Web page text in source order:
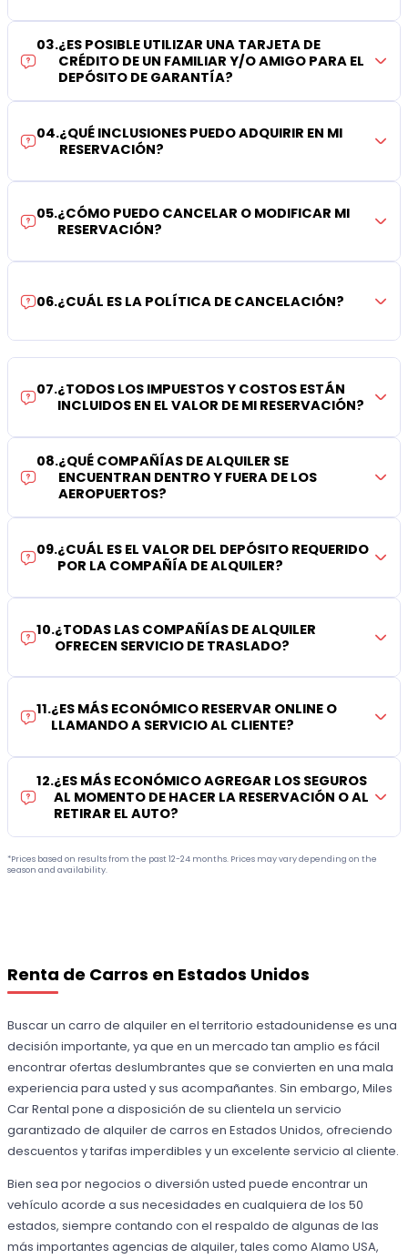
03.¿ES POSIBLE UTILIZAR UNA TARJETA DE
CRÉDITO DE UN FAMILIAR Y/O AMIGO PARA EL
DEPÓSITO DE GARANTÍA?
04.¿QUÉ INCLUSIONES PUEDO ADQUIRIR EN MI
RESERVACIÓN?
05.¿CÓMO PUEDO CANCELAR O MODIFICAR MI
RESERVACIÓN?
06.¿CUÁL ES LA POLÍTICA DE CANCELACIÓN?
07.¿TODOS LOS IMPUESTOS Y COSTOS ESTÁN
INCLUIDOS EN EL VALOR DE MI RESERVACIÓN?
08.¿QUÉ COMPAÑÍAS DE ALQUILER SE
ENCUENTRAN DENTRO Y FUERA DE LOS
AEROPUERTOS?
09.¿CUÁL ES EL VALOR DEL DEPÓSITO REQUERIDO
POR LA COMPAÑÍA DE ALQUILER?
10.¿TODAS LAS COMPAÑÍAS DE ALQUILER
OFRECEN SERVICIO DE TRASLADO?
11.¿ES MÁS ECONÓMICO RESERVAR ONLINE O
LLAMANDO A SERVICIO AL CLIENTE?
12.¿ES MÁS ECONÓMICO AGREGAR LOS SEGUROS
AL MOMENTO DE HACER LA RESERVACIÓN O AL
RETIRAR EL AUTO?
*Prices based on results from the past 12-24 months. Prices may vary depending on the
season and availability.
Renta de Carros en Estados Unidos
Buscar un carro de alquiler en el territorio estadounidense es una
decisión importante, ya que en un mercado tan amplio es fácil
encontrar ofertas deslumbrantes que se convierten en una mala
experiencia para usted y sus acompañantes. Sin embargo, Miles
Car Rental pone a disposición de su clientela un servicio
garantizado de alquiler de carros en Estados Unidos, ofreciendo
descuentos y tarifas imperdibles y un excelente servicio al cliente.
Bien sea por negocios o diversión usted puede encontrar un
vehículo acorde a sus necesidades en cualquiera de los 50
estados, siempre contando con el respaldo de algunas de las
más importantes agencias de alquiler, tales como Alamo USA,